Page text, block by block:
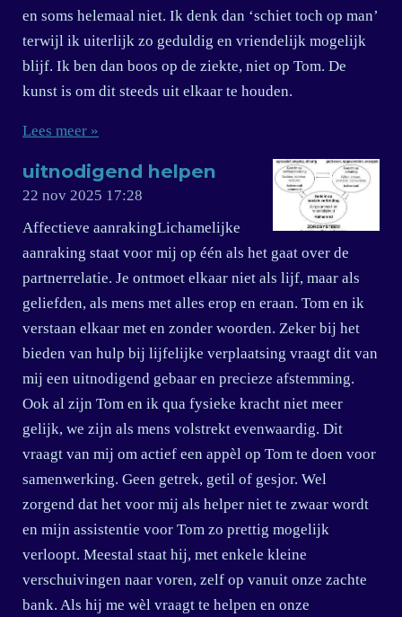
en soms helemaal niet. Ik denk dan ‘schiet toch op man’
terwijl ik uiterlijk zo geduldig en vriendelijk mogelijk
blijf. Ik ben dan boos op de ziekte, niet op Tom. De
kunst is om dit steeds uit elkaar te houden.
Lees meer »
uitnodigend helpen
22 nov 2025 17:28
Affectieve aanrakingLichamelijke
aanraking staat voor mij op één als het gaat over de
partnerrelatie. Je ontmoet elkaar niet als lijf, maar als
geliefden, als mens met alles erop en eraan. Tom en ik
verstaan elkaar met en zonder woorden. Zeker bij het
bieden van hulp bij lijfelijke verplaatsing vraagt dit van
mij een uitnodigend gebaar en precieze afstemming.
Ook al zijn Tom en ik qua fysieke kracht niet meer
gelijk, we zijn als mens volstrekt evenwaardig. Dit
vraagt van mij om actief een appèl op Tom te doen voor
samenwerking. Geen getrek, getil of gesjor. Wel
zorgend dat het voor mij als helper niet te zwaar wordt
en mijn assistentie voor Tom zo prettig mogelijk
verloopt. Meestal staat hij, met enkele kleine
verschuivingen naar voren, zelf op vanuit onze zachte
bank. Als hij me wèl vraagt te helpen en onze